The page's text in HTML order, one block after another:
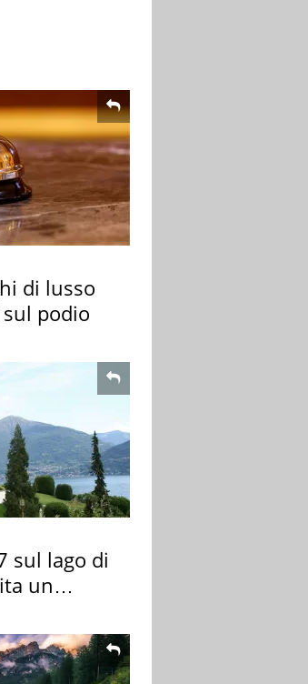
di lusso
podio
sul lago di
un